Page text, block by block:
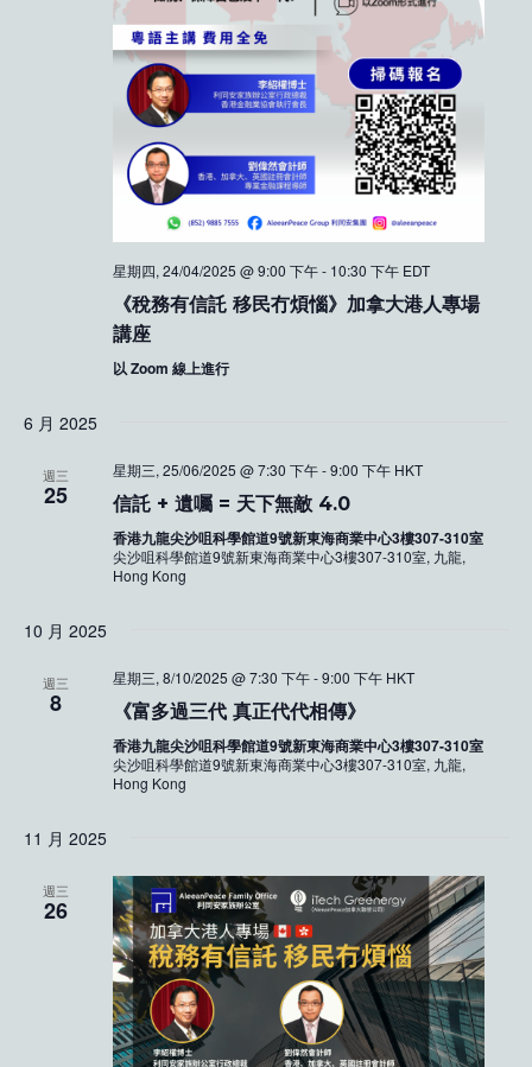
星期四, 24/04/2025 @ 9:00 下午- 10:30 下午 EDT
《稅務有信託 移民冇煩惱》加拿大港人專場
講座
以 Zoom 線上進行
6 月 2025
週三
25
星期三, 25/06/2025 @ 7:30 下午-9:00 下午 HKT
信託 + 遺囑 = 天下無敵 4.0
香港九龍尖沙咀科學館道9號新東海商業中心3樓307-310室
尖沙咀科學館道9號新東海商業中心3樓307-310室, 九龍,
Hong Kong
10 月 2025
週三
8
星期三, 8/10/2025 @ 7:30 下午-9:00 下午 HKT
《富多過三代 真正代代相傳》
香港九龍尖沙咀科學館道9號新東海商業中心3樓307-310室
尖沙咀科學館道9號新東海商業中心3樓307-310室, 九龍,
Hong Kong
11 月 2025
週三
26